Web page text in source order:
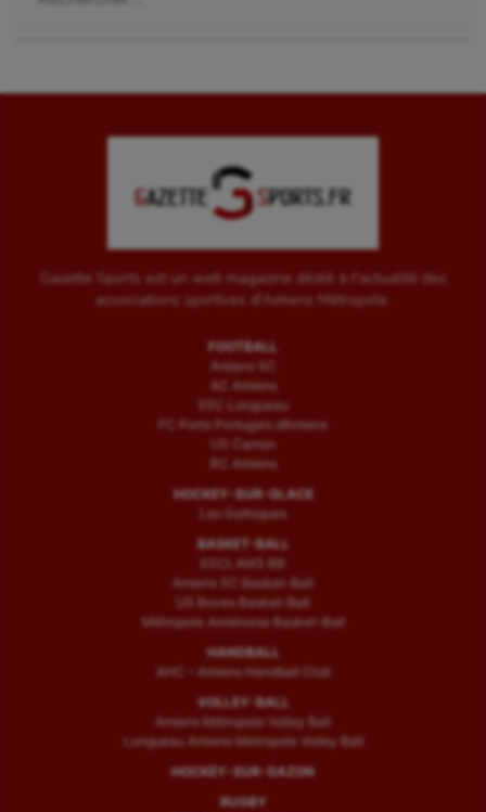
Gazette Sports est un web magazine dédié à l'actualité des
associations sportives d'Amiens Métropole.
FOOTBALL
Amiens SC
AC Amiens
ESC Longueau
FC Porto Portugais d’Amiens
US Camon
RC Amiens
HOCKEY-SUR-GLACE
Les Gothiques
BASKET-BALL
ESCLAMS BB
Amiens SC Basket-Ball
US Boves Basket-Ball
Métropole Amiénoise Basket-Ball
HANDBALL
AHC – Amiens Handball Club
VOLLEY-BALL
Amiens Métropole Volley Ball
Longueau Amiens Metropole Volley Ball
HOCKEY-SUR-GAZON
RUGBY